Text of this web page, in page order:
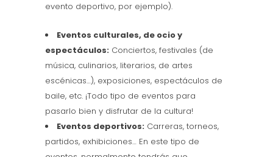
evento deportivo, por ejemplo).
Eventos culturales, de ocio y
espectáculos: Conciertos, festivales (de
música, culinarios, literarios, de artes
escénicas…), exposiciones, espectáculos de
baile, etc. ¡Todo tipo de eventos para
pasarlo bien y disfrutar de la cultura!
Eventos deportivos: Carreras, torneos,
partidos, exhibiciones… En este tipo de